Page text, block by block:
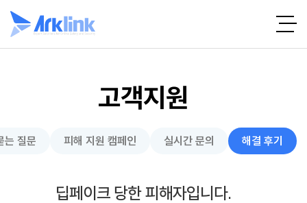
고객지원
는 질문 피해 지원 캠페인 실시간 문의 해결 후기
딥페이크 당한 피해자입니다.